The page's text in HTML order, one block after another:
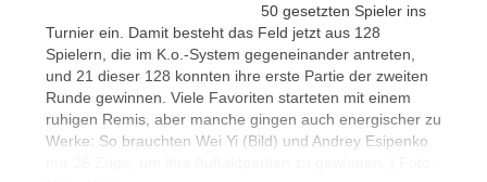
50 gesetzten Spieler ins
Turnier ein. Damit besteht das Feld jetzt aus 128
Spielern, die im K.o.-System gegeneinander antreten,
und 21 dieser 128 konnten ihre erste Partie der zweiten
Runde gewinnen. Viele Favoriten starteten mit einem
ruhigen Remis, aber manche gingen auch energischer zu
Werke: So brauchten Wei Yi (Bild) und Andrey Esipenko